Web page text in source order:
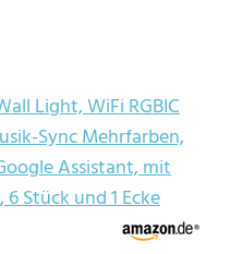
Light, WiFi RGBIC
Sync Mehrfarben,
Assistant, mit
Stück und 1 Ecke